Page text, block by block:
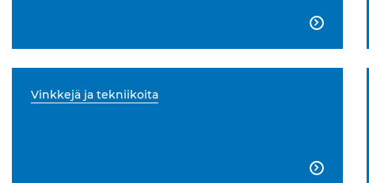

Vinkkejä ja tekniikoita
